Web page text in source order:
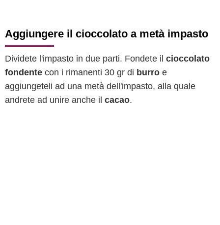
Aggiungere il cioccolato a metà impasto
Dividete l'impasto in due parti. Fondete il cioccolato
fondente con i rimanenti 30 gr di burro e
aggiungeteli ad una metà dell'impasto, alla quale
andrete ad unire anche il cacao.